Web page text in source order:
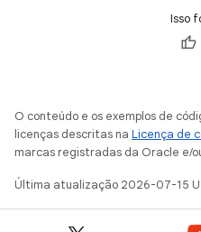
Isso
O conteúdo e os exemplos de
licenças descritas na Licença de
marcas registradas da Oracle e/
Última atualização 2026-07-15